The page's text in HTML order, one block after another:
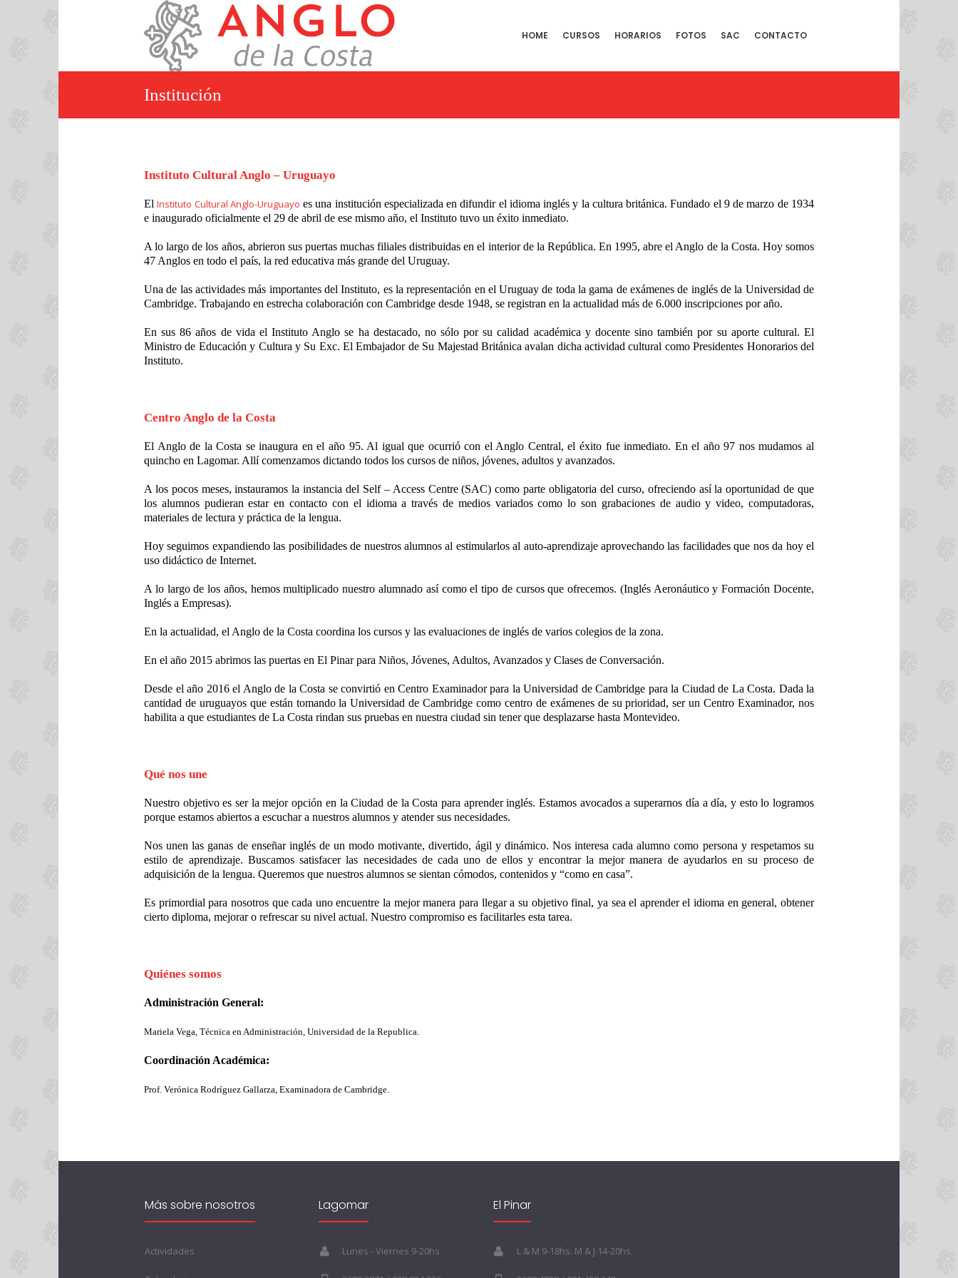
HOME CURSOS HORARIOS FOTOS SAC CONTACTO
Institución
Instituto Cultural Anglo – Uruguayo
ElInstituto Cultural Anglo-Uruguayo es una institución especializada en difundir el idioma inglés y la cultura británica. Fundado el 9 de marzo de 1934
e inaugurado oficialmente el 29 de abril de ese mismo año, el Instituto tuvo un éxito inmediato.
A lo largo de los años, abrieron sus puertas muchas filiales distribuidas en el interior de la República. En 1995, abre el Anglo de la Costa. Hoy somos
47 Anglos en todo el país, la red educativa más grande del Uruguay.
Una de las actividades más importantes del Instituto, es la representación en el Uruguay de toda la gama de exámenes de inglés de la Universidad de
Cambridge. Trabajando en estrecha colaboración con Cambridge desde 1948, se registran en la actualidad más de 6.000 inscripciones por año.
En sus 86 años de vida el Instituto Anglo se ha destacado, no sólo por su calidad académica y docente sino también por su aporte cultural. El
Ministro de Educación y Cultura y Su Exc. El Embajador de Su Majestad Británica avalan dicha actividad cultural como Presidentes Honorarios del
Instituto.
Centro Anglo de la Costa
El Anglo de la Costa se inaugura en el año 95. Al igual que ocurrió con el Anglo Central, el éxito fue inmediato. En el año 97 nos mudamos al
quincho en Lagomar. Allí comenzamos dictando todos los cursos de niños, jóvenes, adultos y avanzados.
A los pocos meses, instauramos la instancia del Self – Access Centre (SAC) como parte obligatoria del curso, ofreciendo así la oportunidad de que
los alumnos pudieran estar en contacto con el idioma a través de medios variados como lo son grabaciones de audio y video, computadoras,
materiales de lectura y práctica de la lengua.
Hoy seguimos expandiendo las posibilidades de nuestros alumnos al estimularlos al auto-aprendizaje aprovechando las facilidades que nos da hoy el
uso didáctico de Internet.
A lo largo de los años, hemos multiplicado nuestro alumnado así como el tipo de cursos que ofrecemos. (Inglés Aeronáutico y Formación Docente,
Inglés a Empresas).
En la actualidad, el Anglo de la Costa coordina los cursos y las evaluaciones de inglés de varios colegios de la zona.
En el año 2015 abrimos las puertas en El Pinar para Niños, Jóvenes, Adultos, Avanzados y Clases de Conversación.
Desde el año 2016 el Anglo de la Costa se convirtió en Centro Examinador para la Universidad de Cambridge para la Ciudad de La Costa. Dada la
cantidad de uruguayos que están tomando la Universidad de Cambridge como centro de exámenes de su prioridad, ser un Centro Examinador, nos
habilita a que estudiantes de La Costa rindan sus pruebas en nuestra ciudad sin tener que desplazarse hasta Montevideo.
Qué nos une
Nuestro objetivo es ser la mejor opción en la Ciudad de la Costa para aprender inglés. Estamos avocados a superarnos día a día, y esto lo logramos
porque estamos abiertos a escuchar a nuestros alumnos y atender sus necesidades.
Nos unen las ganas de enseñar inglés de un modo motivante, divertido, ágil y dinámico. Nos interesa cada alumno como persona y respetamos su
estilo de aprendizaje. Buscamos satisfacer las necesidades de cada uno de ellos y encontrar la mejor manera de ayudarlos en su proceso de
adquisición de la lengua. Queremos que nuestros alumnos se sientan cómodos, contenidos y “como en casa”.
Es primordial para nosotros que cada uno encuentre la mejor manera para llegar a su objetivo final, ya sea el aprender el idioma en general, obtener
cierto diploma, mejorar o refrescar su nivel actual. Nuestro compromiso es facilitarles esta tarea.
Quiénes somos
Administración General:
Mariela Vega, Técnica en Administración, Universidad de la Republica.
Coordinación Académica:
Prof. Verónica Rodríguez Gallarza, Examinadora de Cambridge.
Más sobre nosotros
Actividades
Lagomar
Lunes - Viernes 9-20hs
El Pinar
L & M 9-18hs. M & J 14-20hs.